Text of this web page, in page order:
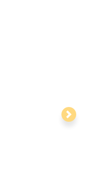
DE-A
AU
CU